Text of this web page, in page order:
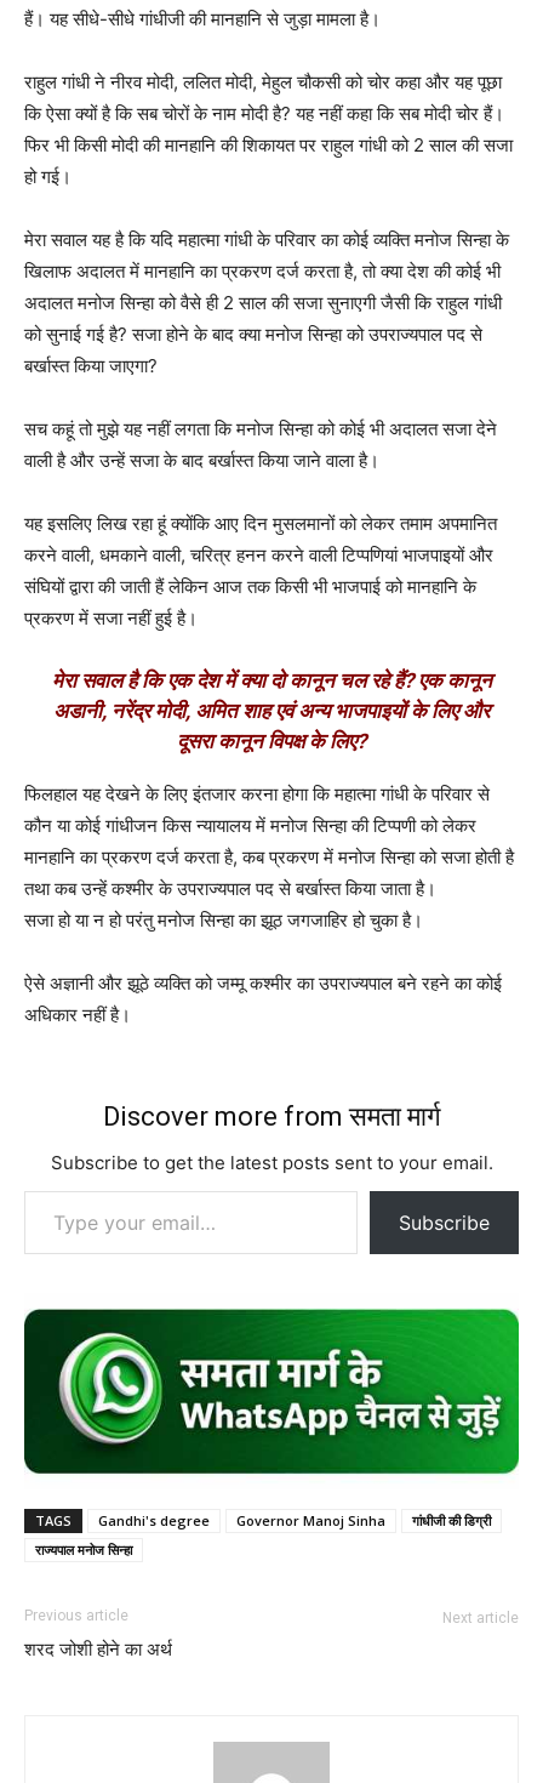
हैं। यह सीधे-सीधे गांधीजी की मानहानि से जुड़ा मामला है।
राहुल गांधी ने नीरव मोदी, ललित मोदी, मेहुल चौकसी को चोर कहा और यह पूछा
कि ऐसा क्यों है कि सब चोरों के नाम मोदी है? यह नहीं कहा कि सब मोदी चोर हैं।
फिर भी किसी मोदी की मानहानि की शिकायत पर राहुल गांधी को 2 साल की सजा
हो गई।
मेरा सवाल यह है कि यदि महात्मा गांधी के परिवार का कोई व्यक्ति मनोज सिन्हा के
खिलाफ अदालत में मानहानि का प्रकरण दर्ज करता है, तो क्या देश की कोई भी
अदालत मनोज सिन्हा को वैसे ही 2 साल की सजा सुनाएगी जैसी कि राहुल गांधी
को सुनाई गई है? सजा होने के बाद क्या मनोज सिन्हा को उपराज्यपाल पद से
बर्खास्त किया जाएगा?
सच कहूं तो मुझे यह नहीं लगता कि मनोज सिन्हा को कोई भी अदालत सजा देने
वाली है और उन्हें सजा के बाद बर्खास्त किया जाने वाला है।
यह इसलिए लिख रहा हूं क्योंकि आए दिन मुसलमानों को लेकर तमाम अपमानित
करने वाली, धमकाने वाली, चरित्र हनन करने वाली टिप्पणियां भाजपाइयों और
संघियों द्वारा की जाती हैं लेकिन आज तक किसी भी भाजपाई को मानहानि के
प्रकरण में सजा नहीं हुई है।
मेरा सवाल है कि एक देश में क्या दो कानून चल रहे हैं? एक कानून
अडानी, नरेंद्र मोदी, अमित शाह एवं अन्य भाजपाइयों के लिए और
दूसरा कानून विपक्ष के लिए?
फिलहाल यह देखने के लिए इंतजार करना होगा कि महात्मा गांधी के परिवार से
कौन या कोई गांधीजन किस न्यायालय में मनोज सिन्हा की टिप्पणी को लेकर
मानहानि का प्रकरण दर्ज करता है, कब प्रकरण में मनोज सिन्हा को सजा होती है
तथा कब उन्हें कश्मीर के उपराज्यपाल पद से बर्खास्त किया जाता है।
सजा हो या न हो परंतु मनोज सिन्हा का झूठ जगजाहिर हो चुका है।
ऐसे अज्ञानी और झूठे व्यक्ति को जम्मू कश्मीर का उपराज्यपाल बने रहने का कोई
अधिकार नहीं है।
Discover more from समता मार्ग
Subscribe to get the latest posts sent to your email.
Type your email…
Subscribe
TAGS Gandhi's degree Governor Manoj Sinha
गांधीजी की डिग्री
राज्यपाल मनोज सिन्हा
Previous article
शरद जोशी होने का अर्थ
Next article